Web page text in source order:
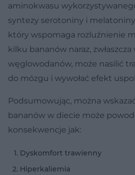
aminokwasu
syntezy serotoniny i
który wspomaga rozluźnienie
kilku bananów naraz,
węglowodanów, może nasilić
do mózgu i wywołać efekt
Podsumowując, można
bananów w diecie może
konsekwencje jak:
Dyskomfort trawienny
Hiperkaliemia